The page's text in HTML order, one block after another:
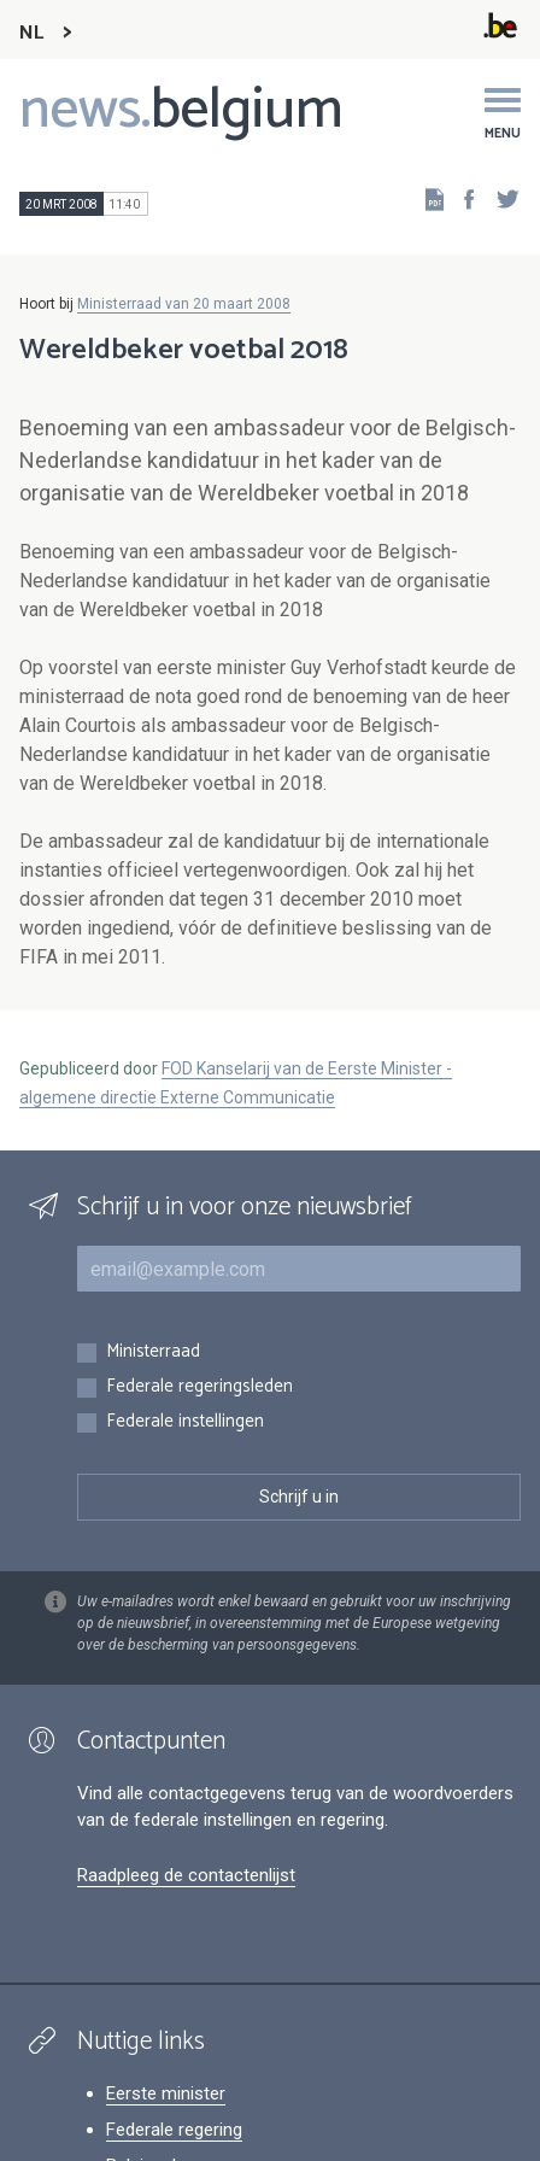
NL
news.belgium MENU
Main
navigation
20 MRT 2008 11:40
Hoort bij Ministerraad van 20 maart 2008
Wereldbeker voetbal 2018
Benoeming van een ambassadeur voor de Belgisch-
Nederlandse kandidatuur in het kader van de
organisatie van de Wereldbeker voetbal in 2018
Benoeming van een ambassadeur voor de Belgisch-
Nederlandse kandidatuur in het kader van de organisatie
van de Wereldbeker voetbal in 2018
Op voorstel van eerste minister Guy Verhofstadt keurde de
ministerraad de nota goed rond de benoeming van de heer
Alain Courtois als ambassadeur voor de Belgisch-
Nederlandse kandidatuur in het kader van de organisatie
van de Wereldbeker voetbal in 2018.
De ambassadeur zal de kandidatuur bij de internationale
instanties officieel vertegenwoordigen. Ook zal hij het
dossier afronden dat tegen 31 december 2010 moet
worden ingediend, vóór de definitieve beslissing van de
FIFA in mei 2011.
Gepubliceerd door FOD Kanselarij van de Eerste Minister -
algemene directie Externe Communicatie
Schrijf u in voor onze nieuwsbrief
E-mail
Inschrijvingen
Ministerraad
Federale regeringsleden
Federale instellingen
Uw e-mailadres wordt enkel bewaard en gebruikt voor uw inschrijving
op de nieuwsbrief, in overeenstemming met de Europese wetgeving
over de bescherming van persoonsgegevens.
Contactpunten
Vind alle contactgegevens terug van de woordvoerders
van de federale instellingen en regering.
Raadpleeg de contactenlijst
Nuttige links
Eerste minister
Federale regering